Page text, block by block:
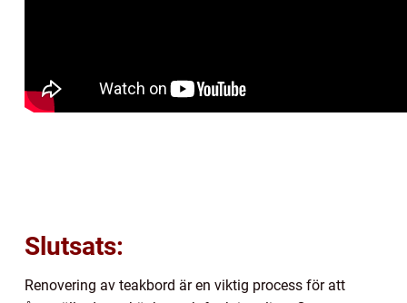
Slutsats:
Renovering av teakbord är en viktig process för att